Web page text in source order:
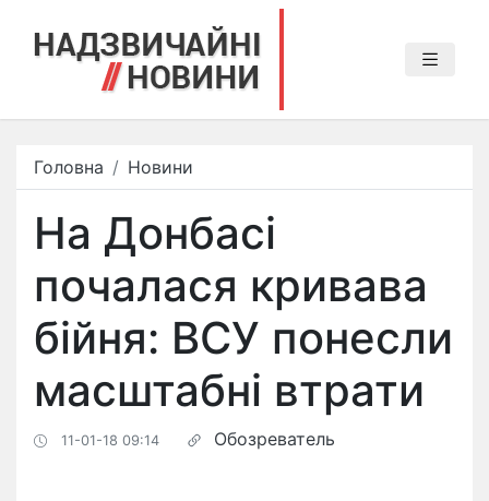
Головна Новини
На Донбасі
почалася кривава
бійня: ВСУ понесли
масштабні втрати
11-01-18 09:14 Обозреватель